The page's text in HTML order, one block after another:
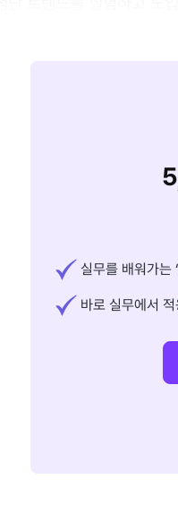
실무를 배워가는
바로 실무에서